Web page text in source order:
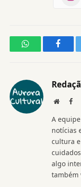
WhatsApp
Website
A
notícias
cultura
algo
também